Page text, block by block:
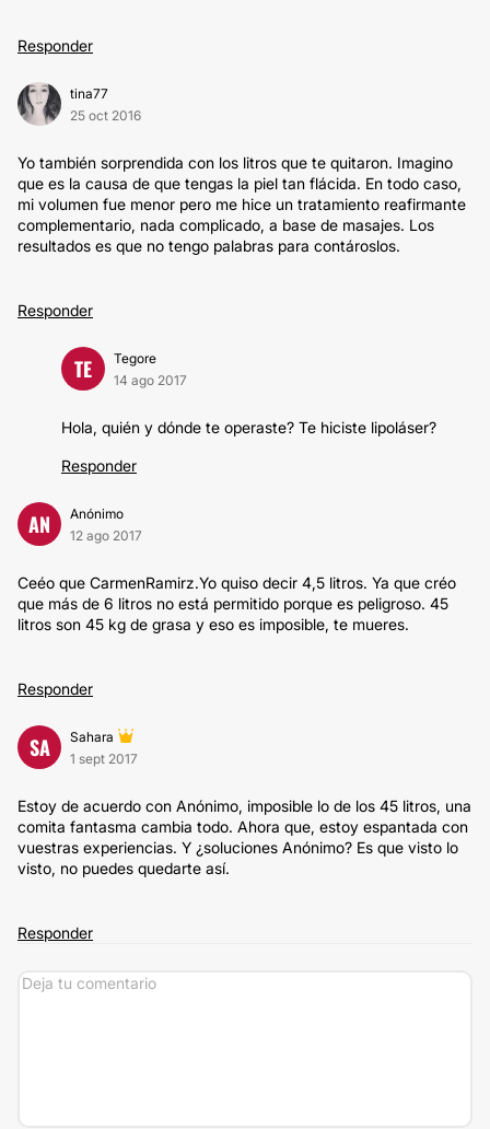
Responder
tina77
25 oct 2016
Yo también sorprendida con los litros que te quitaron. Imagino
que es la causa de que tengas la piel tan flácida. En todo caso,
mi volumen fue menor pero me hice un tratamiento reafirmante
complementario, nada complicado, a base de masajes. Los
resultados es que no tengo palabras para contároslos.
Responder
TE
Tegore
14 ago 2017
Hola, quién y dónde te operaste? Te hiciste lipoláser?
Responder
AN
Anónimo
12 ago 2017
Ceéo que CarmenRamirz.Yo quiso decir 4,5 litros. Ya que créo
que más de 6 litros no está permitido porque es peligroso. 45
litros son 45 kg de grasa y eso es imposible, te mueres.
Responder
SA
Sahara
1 sept 2017
Estoy de acuerdo con Anónimo, imposible lo de los 45 litros, una
comita fantasma cambia todo. Ahora que, estoy espantada con
vuestras experiencias. Y ¿soluciones Anónimo? Es que visto lo
visto, no puedes quedarte así.
Responder